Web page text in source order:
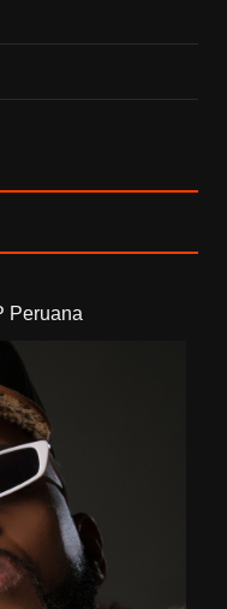
Peruana